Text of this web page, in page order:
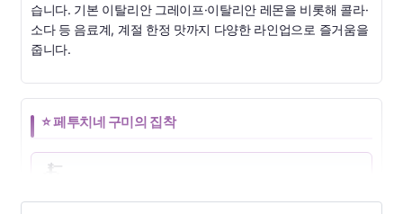
습니다. 기본 이탈리안 그레이프·이탈리안 레몬을 비롯해 콜라·
소다 등 음료계, 계절 한정 맛까지 다양한 라인업으로 즐거움을
줍니다.
⭐ 페투치네 구미의 집착
🍝
유일무이한 페투치네 모양